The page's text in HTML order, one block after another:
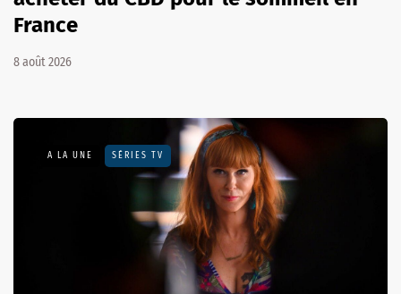
France
8 août 2026
A LA UNE SÉRIES TV